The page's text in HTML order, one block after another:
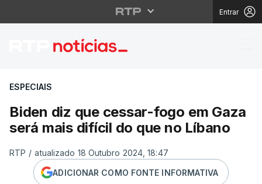
Entrar
Biden diz que
ESPECIAIS
Biden diz que cessar-fogo em Gaza
será mais difícil do que no Líbano
RTP / atualizado 18 Outubro 2024, 18:47
ADICIONAR COMO FONTE INFORMATIVA